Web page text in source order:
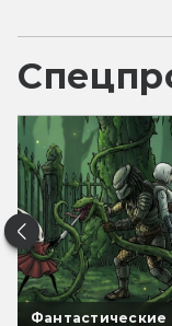
Фантастические